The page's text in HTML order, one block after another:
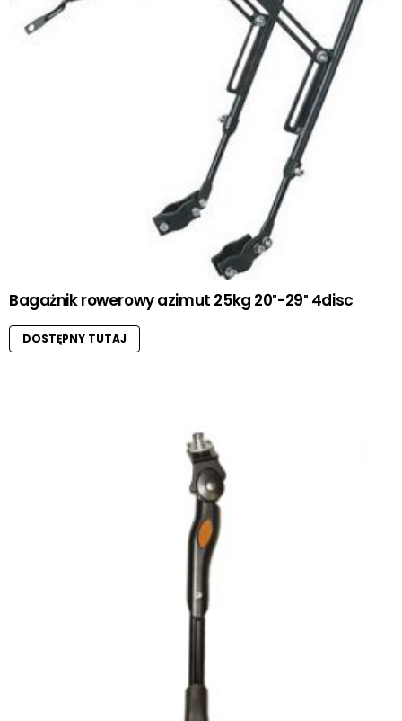
Bagażnik rowerowy azimut 25kg 20″-29″ 4disc
DOSTĘPNY TUTAJ